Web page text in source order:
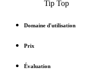
Tip Top
Domaine d'utilisation
Prix
Évaluation